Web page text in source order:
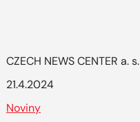
CZECH NEWS CENTER a. s.
21.4.2024
Noviny